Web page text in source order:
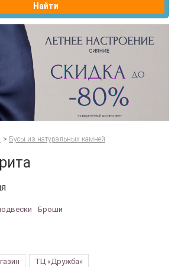
Найти
> Бусы из натуральных камней
Броши
ТЦ «Дружба»